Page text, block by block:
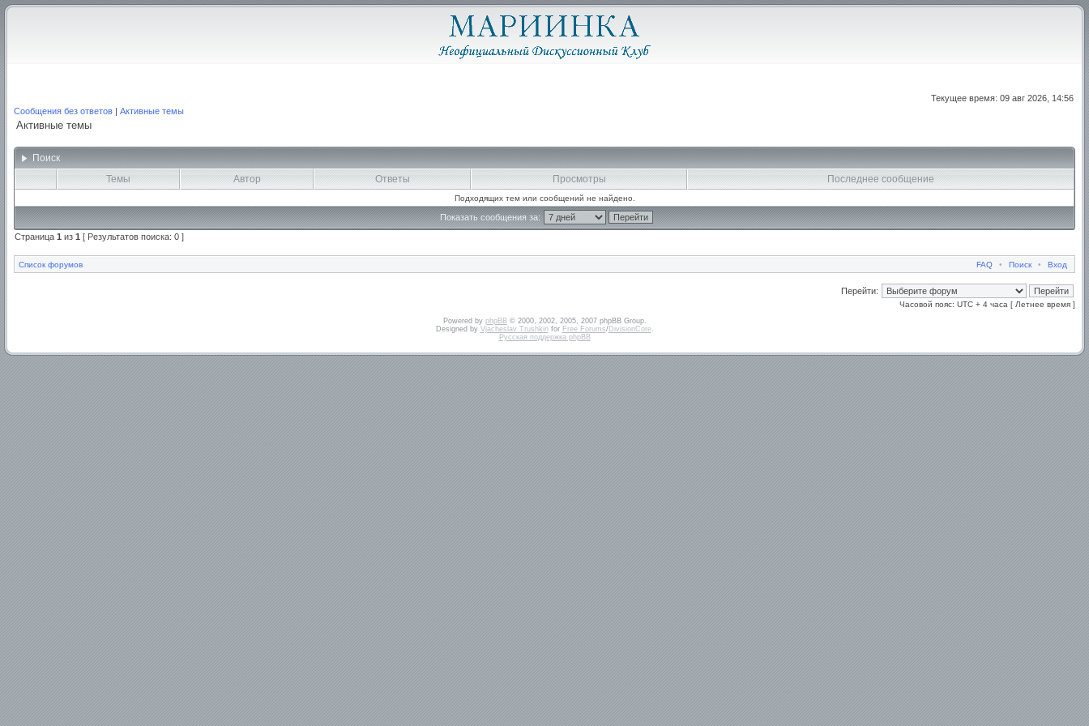
Текущее время: 09 авг 2026, 14:56
Сообщения без ответов | Активные темы
Активные темы
Поиск
Темы
Автор Ответы Просмотры Последнее сообщение
Подходящих тем или сообщений не найдено.
Показать сообщения за:
Страница 1 из 1 [ Результатов поиска: 0 ]
Список форумов FAQ • Поиск • Вход
Перейти:
Часовой пояс: UTC + 4 часа [ Летнее время ]
Powered by phpBB© 2000, 2002, 2005, 2007 phpBB Group.
Designed by Vjacheslav Trushkinfor Free Forums/DivisionCore.
Русская поддержка phpBB